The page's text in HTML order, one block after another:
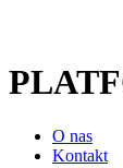
O nas
Kontakt